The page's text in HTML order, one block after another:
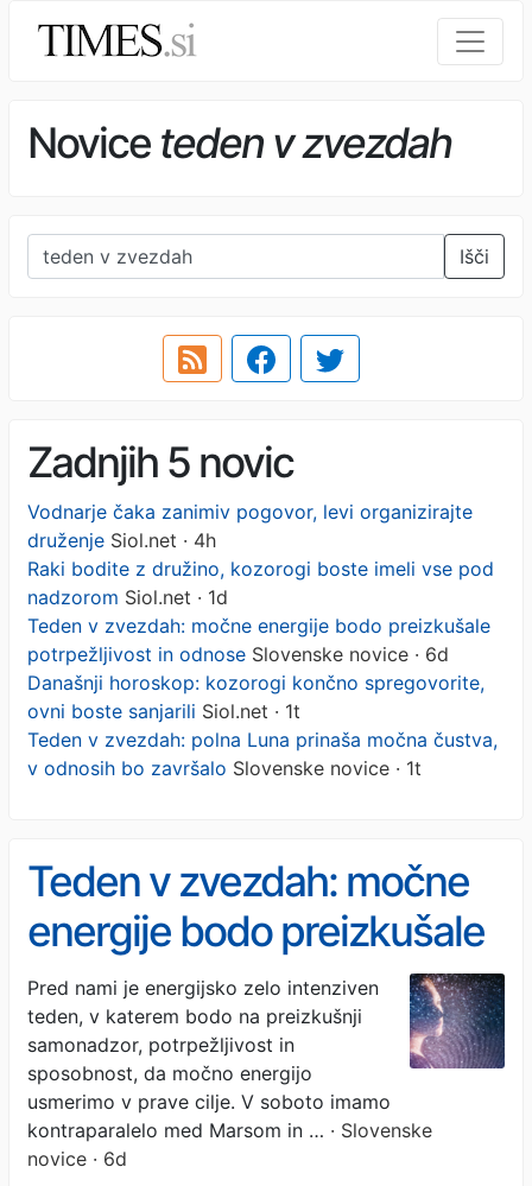
Novice teden v zvezdah
Išči
Zadnjih 5 novic
Vodnarje čaka zanimiv pogovor, levi organizirajte
druženje Siol.net · 4h
Raki bodite z družino, kozorogi boste imeli vse pod
nadzorom Siol.net · 1d
Teden v zvezdah: močne energije bodo preizkušale
potrpežljivost in odnose Slovenske novice · 6d
Današnji horoskop: kozorogi končno spregovorite,
ovni boste sanjarili Siol.net · 1t
Teden v zvezdah: polna Luna prinaša močna čustva,
v odnosih bo završalo Slovenske novice · 1t
Teden v zvezdah: močne
energije bodo preizkušale
potrpežljivost in odnose
Pred nami je energijsko zelo intenziven
teden, v katerem bodo na preizkušnji
samonadzor, potrpežljivost in
sposobnost, da močno energijo
usmerimo v prave cilje. V soboto imamo
kontraparalelo med Marsom in … · Slovenske
novice · 6d